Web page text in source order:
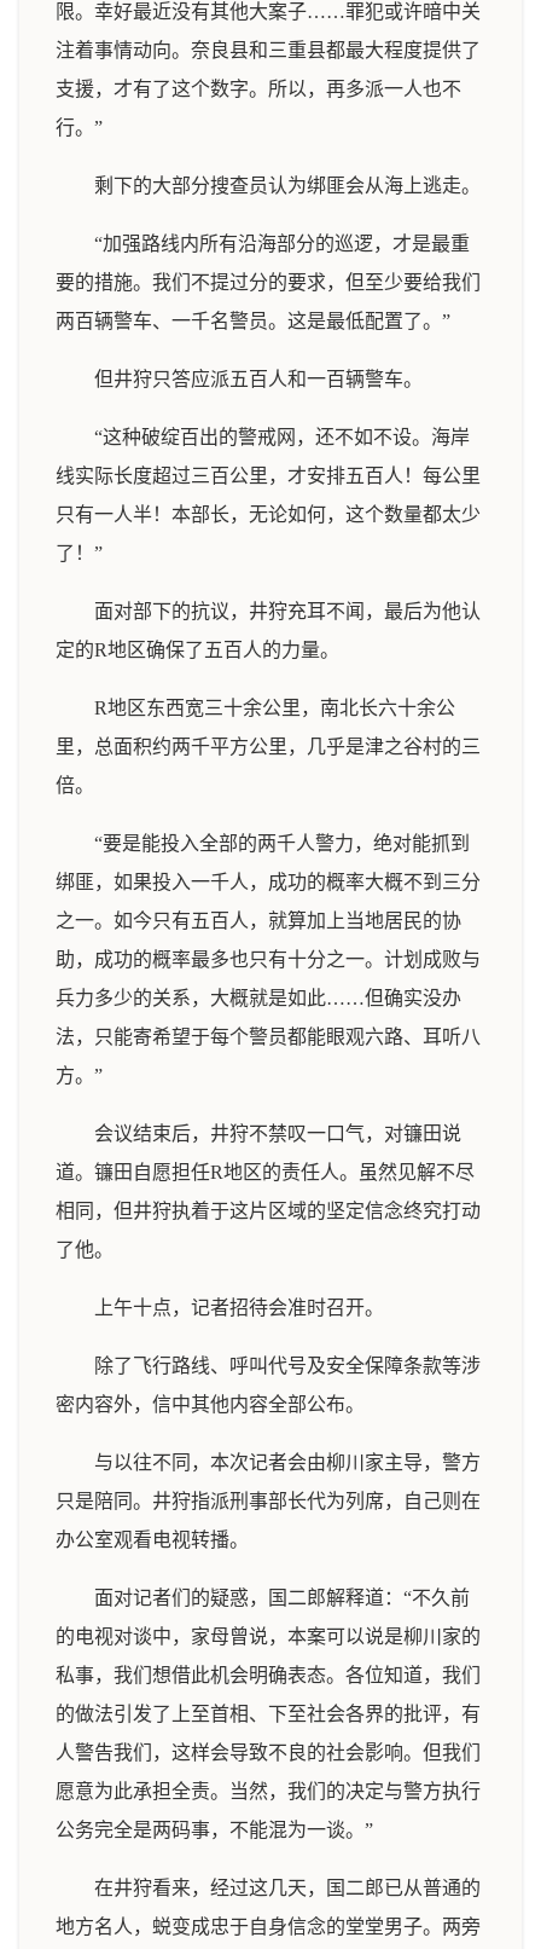
限。幸好最近没有其他大案子……罪犯或许暗中关
注着事情动向。奈良县和三重县都最大程度提供了
支援，才有了这个数字。所以，再多派一人也不
行。”
剩下的大部分搜查员认为绑匪会从海上逃走。
“加强路线内所有沿海部分的巡逻，才是最重
要的措施。我们不提过分的要求，但至少要给我们
两百辆警车、一千名警员。这是最低配置了。”
但井狩只答应派五百人和一百辆警车。
“这种破绽百出的警戒网，还不如不设。海岸
线实际长度超过三百公里，才安排五百人！每公里
只有一人半！本部长，无论如何，这个数量都太少
了！”
面对部下的抗议，井狩充耳不闻，最后为他认
定的R地区确保了五百人的力量。
R地区东西宽三十余公里，南北长六十余公
里，总面积约两千平方公里，几乎是津之谷村的三
倍。
“要是能投入全部的两千人警力，绝对能抓到
绑匪，如果投入一千人，成功的概率大概不到三分
之一。如今只有五百人，就算加上当地居民的协
助，成功的概率最多也只有十分之一。计划成败与
兵力多少的关系，大概就是如此……但确实没办
法，只能寄希望于每个警员都能眼观六路、耳听八
方。”
会议结束后，井狩不禁叹一口气，对镰田说
道。镰田自愿担任R地区的责任人。虽然见解不尽
相同，但井狩执着于这片区域的坚定信念终究打动
了他。
上午十点，记者招待会准时召开。
除了飞行路线、呼叫代号及安全保障条款等涉
密内容外，信中其他内容全部公布。
与以往不同，本次记者会由柳川家主导，警方
只是陪同。井狩指派刑事部长代为列席，自己则在
办公室观看电视转播。
面对记者们的疑惑，国二郎解释道：“不久前
的电视对谈中，家母曾说，本案可以说是柳川家的
私事，我们想借此机会明确表态。各位知道，我们
的做法引发了上至首相、下至社会各界的批评，有
人警告我们，这样会导致不良的社会影响。但我们
愿意为此承担全责。当然，我们的决定与警方执行
公务完全是两码事，不能混为一谈。”
在井狩看来，经过这几天，国二郎已从普通的
地方名人，蜕变成忠于自身信念的堂堂男子。两旁